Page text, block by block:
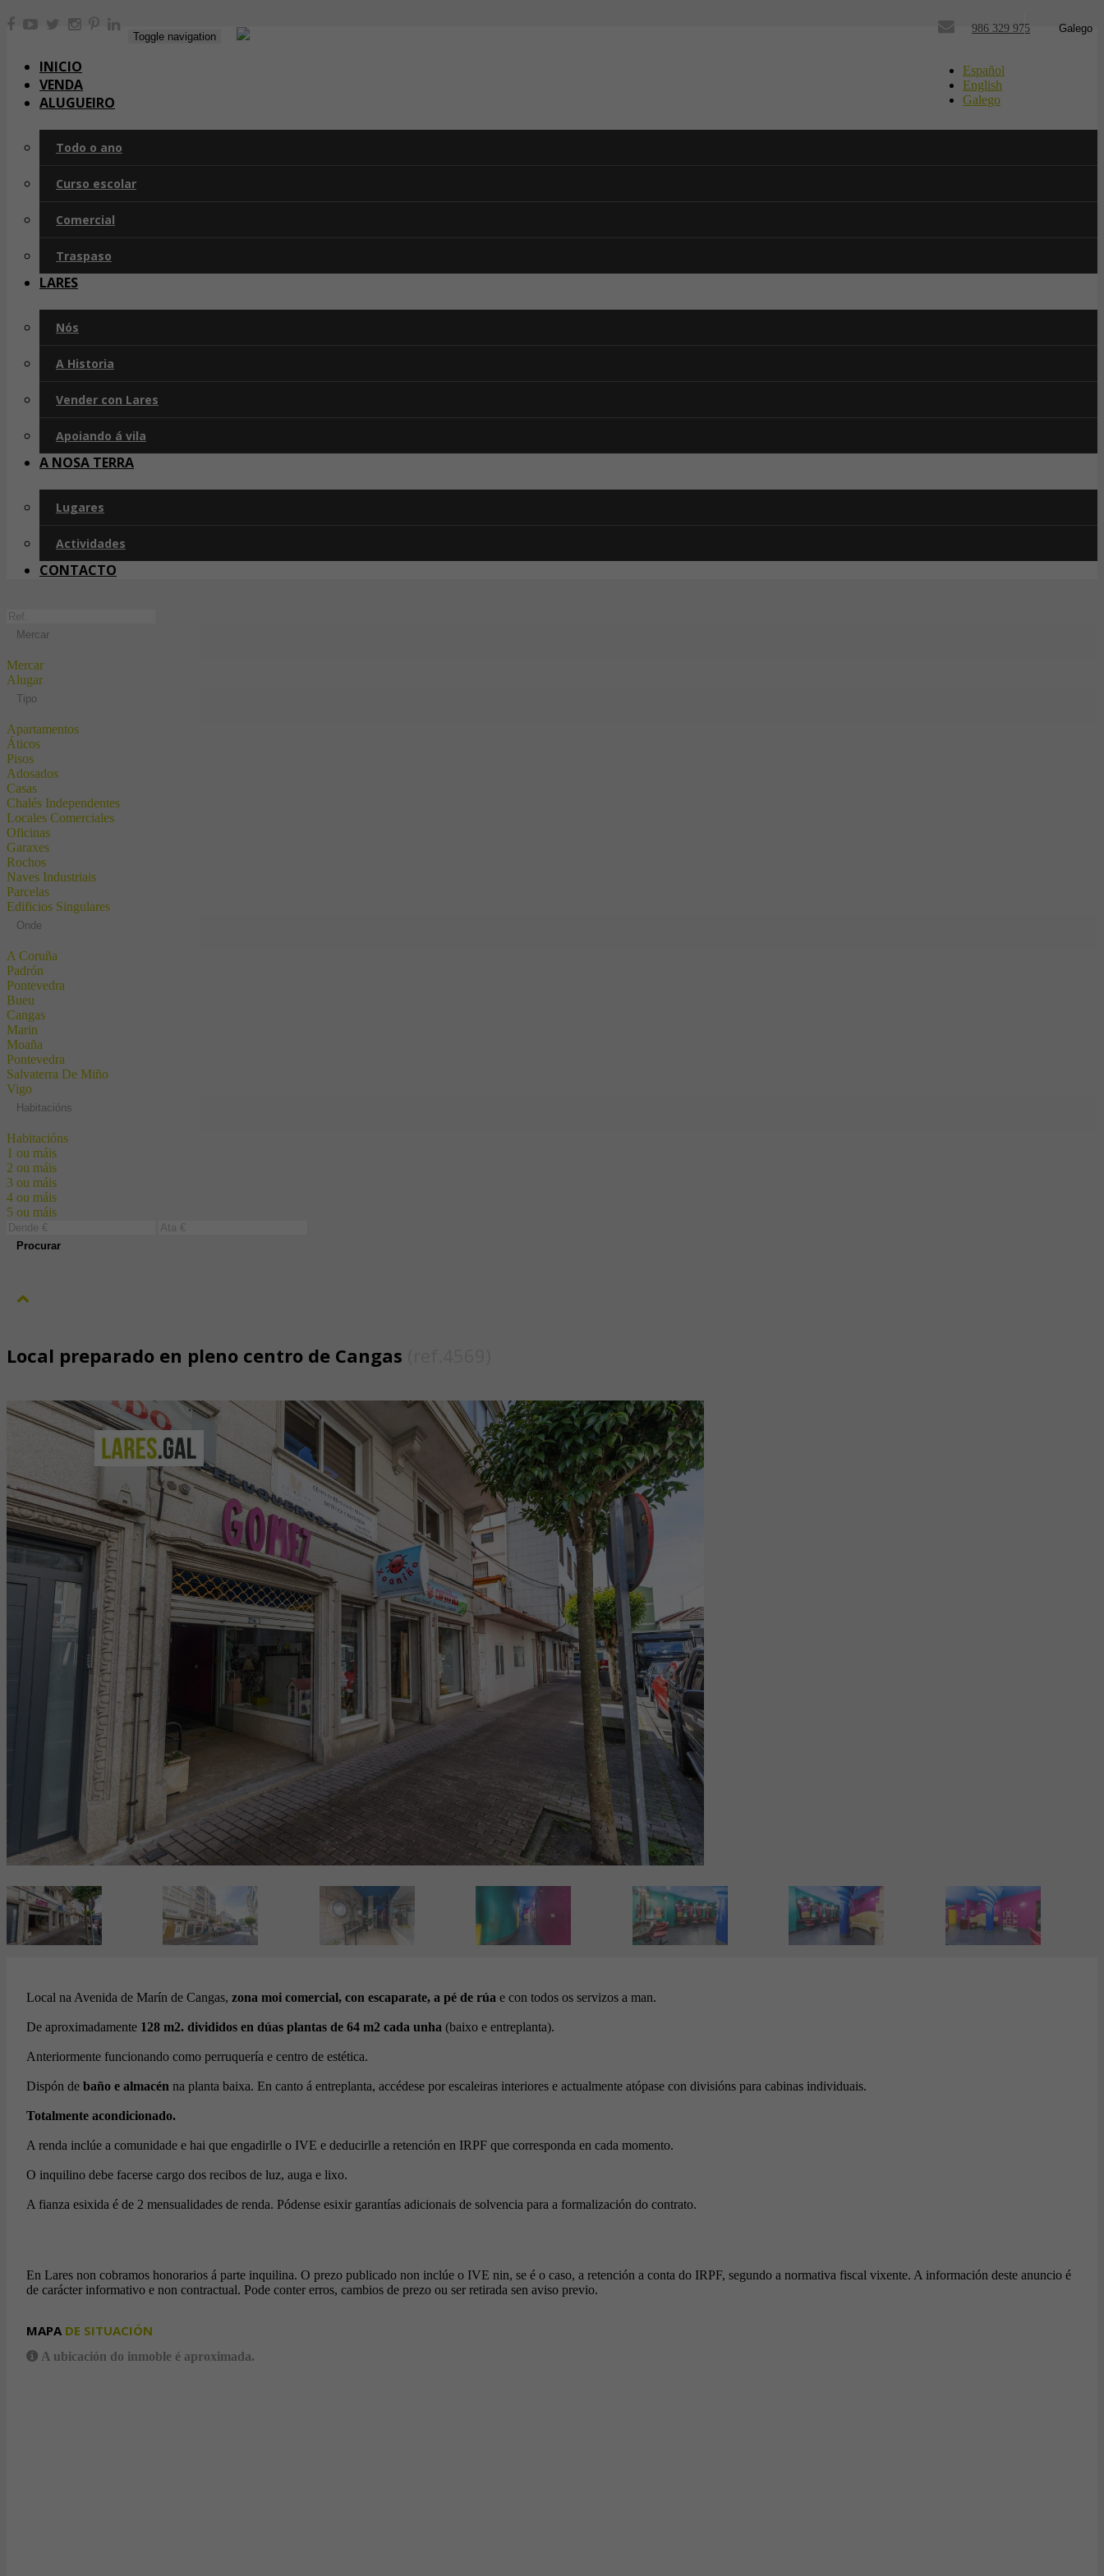
986 329 975 Galego
Español
English
Galego
Toggle navigation
INICIO
VENDA
ALUGUEIRO
Todo o ano
Curso escolar
Comercial
Traspaso
LARES
Nós
A Historia
Vender con Lares
Apoiando á vila
A NOSA TERRA
Lugares
Actividades
CONTACTO
Mercar
Mercar
Alugar
Tipo
Apartamentos
Áticos
Pisos
Adosados
Casas
Chalés Independentes
Locales Comerciales
Oficinas
Garaxes
Rochos
Naves Industriais
Parcelas
Edificios Singulares
Onde
A Coruña
Padrón
Pontevedra
Bueu
Cangas
Marin
Moaña
Pontevedra
Salvaterra De Miño
Vigo
Habitacións
Habitacións
1 ou máis
2 ou máis
3 ou máis
4 ou máis
5 ou máis
Procurar
Local preparado en pleno centro de Cangas
Local na Avenida de Marín de Cangas, zona moi comercial, con escaparate, a pé de rúa e con todos os servizos a man.
De aproximadamente 128 m2. divididos en dúas plantas de 64 m2 cada unha (baixo e entreplanta).
Anteriormente funcionando como perruquería e centro de estética.
Dispón de baño e almacén na planta baixa. En canto á entreplanta, accédese por escaleiras interiores e actualmente atópase con divisións para cabinas individuais.
Totalmente acondicionado.
A renda inclúe a comunidade e hai que engadirlle o IVE e deducirlle a retención en IRPF que corresponda en cada momento.
O inquilino debe facerse cargo dos recibos de luz, auga e lixo.
A fianza esixida é de 2 mensualidades de renda. Pódense esixir garantías adicionais de solvencia para a formalización do contrato.
En Lares non cobramos honorarios á parte inquilina. O prezo publicado non inclúe o IVE nin, se é o caso, a retención a conta do IRPF, segundo a normativa fiscal vixente. A información deste anuncio é
de carácter informativo e non contractual. Pode conter erros, cambios de prezo ou ser retirada sen aviso previo.
MAPA DE SITUACIÓN
A ubicación do inmoble é aproximada.